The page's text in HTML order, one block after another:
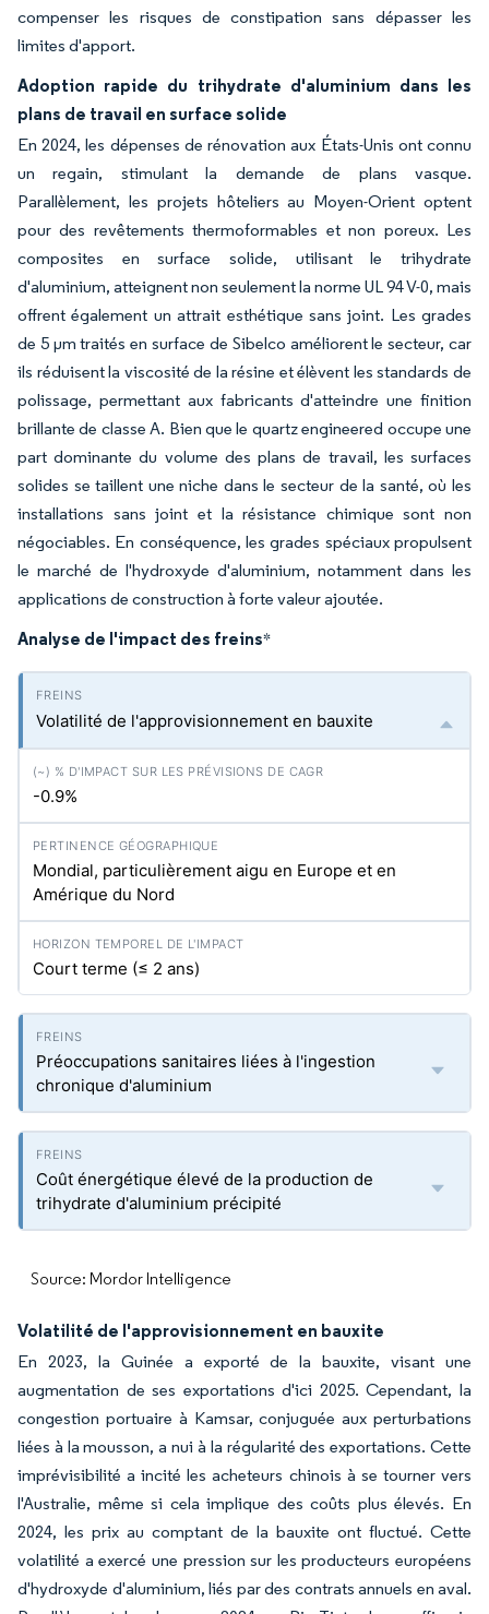
compenser les risques de constipation sans dépasser les
limites d'apport.
Adoption rapide du trihydrate d'aluminium dans les
plans de travail en surface solide
En 2024, les dépenses de rénovation aux États-Unis ont connu
un regain, stimulant la demande de plans vasque.
Parallèlement, les projets hôteliers au Moyen-Orient optent
pour des revêtements thermoformables et non poreux. Les
composites en surface solide, utilisant le trihydrate
d'aluminium, atteignent non seulement la norme UL 94 V-0, mais
offrent également un attrait esthétique sans joint. Les grades
de 5 µm traités en surface de Sibelco améliorent le secteur, car
ils réduisent la viscosité de la résine et élèvent les standards de
polissage, permettant aux fabricants d'atteindre une finition
brillante de classe A. Bien que le quartz engineered occupe une
part dominante du volume des plans de travail, les surfaces
solides se taillent une niche dans le secteur de la santé, où les
installations sans joint et la résistance chimique sont non
négociables. En conséquence, les grades spéciaux propulsent
le marché de l'hydroxyde d'aluminium, notamment dans les
applications de construction à forte valeur ajoutée.
Analyse de l'impact des freins*
Volatilité de l'approvisionnement en bauxite
-0.9%
Mondial, particulièrement aigu en Europe et en
Amérique du Nord
Court terme (≤ 2 ans)
Préoccupations sanitaires liées à l'ingestion
chronique d'aluminium
Coût énergétique élevé de la production de
trihydrate d'aluminium précipité
Source: Mordor Intelligence
Volatilité de l'approvisionnement en bauxite
En 2023, la Guinée a exporté de la bauxite, visant une
augmentation de ses exportations d'ici 2025. Cependant, la
congestion portuaire à Kamsar, conjuguée aux perturbations
liées à la mousson, a nui à la régularité des exportations. Cette
imprévisibilité a incité les acheteurs chinois à se tourner vers
l'Australie, même si cela implique des coûts plus élevés. En
2024, les prix au comptant de la bauxite ont fluctué. Cette
volatilité a exercé une pression sur les producteurs européens
d'hydroxyde d'aluminium, liés par des contrats annuels en aval.